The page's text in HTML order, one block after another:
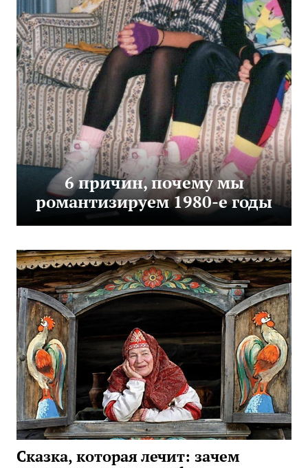
6 причин, почему мы
романтизируем 1980-е годы
Сказка, которая лечит: зачем